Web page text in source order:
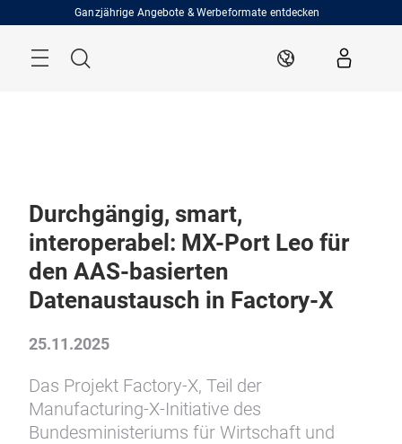
Ganzjährige Angebote & Werbeformate entdecken
Suche DE
Durchgängig, smart,
interoperabel: MX-Port Leo für
den AAS-basierten
Datenaustausch in Factory-X
25.11.2025
Das Projekt Factory-X, Teil der
Manufacturing-X-Initiative des
Bundesministeriums für Wirtschaft und